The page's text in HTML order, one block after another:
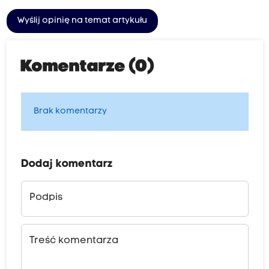
Wyślij opinię na temat artykułu
Komentarze (0)
Brak komentarzy
Dodaj komentarz
Podpis
Treść komentarza